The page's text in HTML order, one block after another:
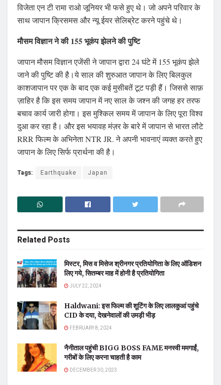
विजेता एन टी रामा राओ जूनियर भी फसे हुए थे। जो अपने परिवार के
साथ जापान क्रिसमस और न्यू ईयर सेलिब्रेट करने पहुंचे थे।
मौसम विज्ञान ने की 155 भूकंप झेलने की पुष्टि
जापान मौसम विज्ञान एजेंसी ने जापान द्वारा 24 घंटे में 155 भूकंप झेले
जाने की पुष्टि की है।ये साल की शुरुआत जापान के लिए बिलकुल
काशजापान पर एक के बाद एक कई मुसीबतें टूट पड़ी हैं। जिससे साफ़
ज़ाहिर है कि इस समय जापान में नए साल के जश्न की जगह हर तरफ
बचाव कार्य जारी होगा। इस मुश्किल समय में जापान के लिए पूरा विश्व
दुआ कर रहा है। और इस भयावह मंज़र के बारे में जापान से भारत लौटे
RRR फिल्म के अभिनेता NTR JR. ने अपनी भावनाएं व्यक्त करते हुए
जापान के लिए सिर्फ प्रार्थना की है।
Tags: Earthquake Japan
Related Posts
मिस्टर, मिस व मिसेज श्रीनगर प्रतियोगिता के लिए ऑडिशन
लिए गये, सितम्बर माह में होनी है प्रतियोगिता
JULY 22, 2024
Haldwani: इस फिल्म की शूटिंग के लिए लालकुआं पहुंचे
CID के दया, देखनेवालों की उमड़ी भीड़
FEBRUARY 8, 2024
नैनीताल पहुंची BIGG BOSS FAME मनस्वी ममगाईं,
गरीबों के लिए करना चाहती है काम
DECEMBER 30, 2023